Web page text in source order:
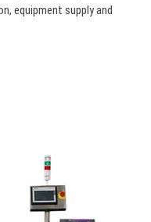
equipment supply and